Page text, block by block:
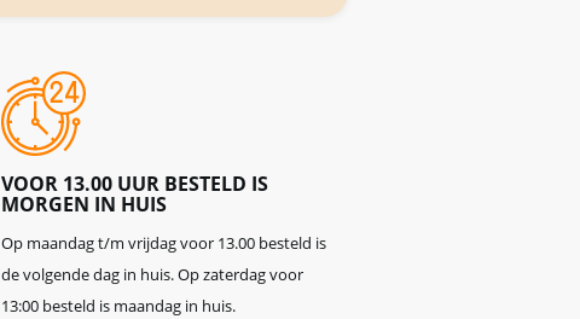
VOOR 13.00 UUR BESTELD IS
MORGEN IN HUIS
Op maandag t/m vrijdag voor 13.00 besteld is
de volgende dag in huis. Op zaterdag voor
13:00 besteld is maandag in huis.